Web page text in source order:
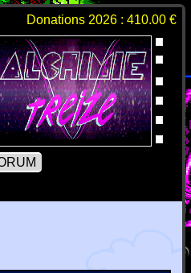
Donations 2026 : 410.00 €